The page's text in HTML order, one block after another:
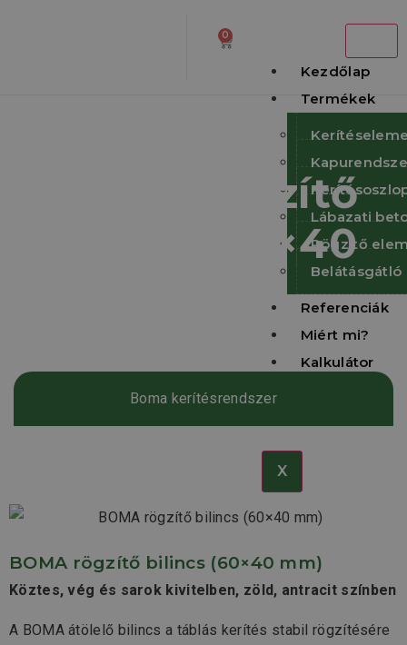
0
Kezdőlap
Termékek
Lábazati
Rögzítő
Belátásgátló
Referenciák
Miért mi?
Kalkulátor
X
BOMA rögzítő
bilincs (60×40
Boma kerítésrendszer
BOMA rögzítő bilincs (60×40 mm)
Köztes, vég és sarok kivitelben, zöld, antracit színben
A BOMA átölelő bilincs a táblás kerítés stabil rögzítésére